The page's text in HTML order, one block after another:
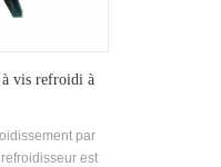
vis refroidi à
par
est